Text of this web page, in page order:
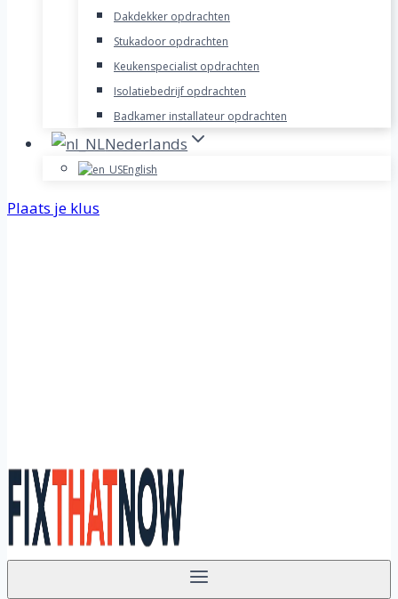
Dakdekker opdrachten
Stukadoor opdrachten
Keukenspecialist opdrachten
Isolatiebedrijf opdrachten
Badkamer installateur opdrachten
Nederlands
English
Plaats je klus